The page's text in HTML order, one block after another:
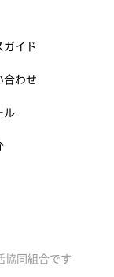
ガイド
合わせ
ル
協同組合です